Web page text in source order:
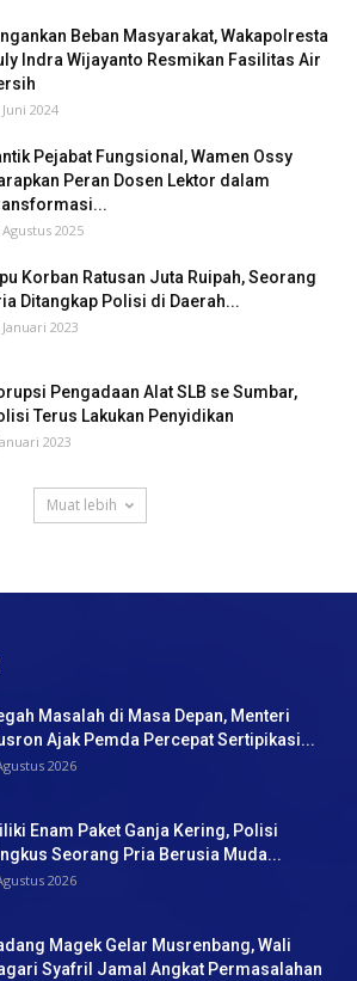
Beban Masyarakat, Wakapolresta
Indra Wijayanto Resmikan Fasilitas Air
2024
Pejabat Fungsional, Wamen Ossy
Peran Dosen Lektor dalam
2025
Korban Ratusan Juta Ruipah, Seorang
Ditangkap Polisi di Daerah...
Januari 2023
Pengadaan Alat SLB se Sumbar,
Terus Lakukan Penyidikan
2023
Muat lebih
Masalah di Masa Depan, Menteri
Ajak Pemda Percepat Sertipikasi...
2026
Enam Paket Ganja Kering, Polisi
Seorang Pria Berusia Muda...
2026
Magek Gelar Musrenbang, Wali
Syafril Jamal Angkat Permasalahan